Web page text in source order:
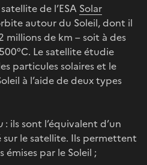
de l’ESA Solar
autour du Soleil, dont il
millions de km – soit à des
Le satellite étudie
particules solaires et le
à l’aide de deux types
: ils sont l’équivalent d’un
le satellite. Ils permettent
par le Soleil ;